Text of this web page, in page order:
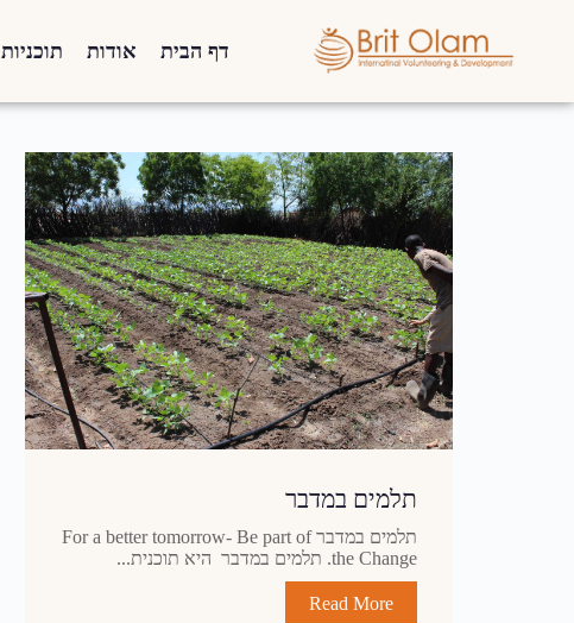
דף הבית אודות תוכניות
תלמים במדבר
תלמים במדבר For a better tomorrow- Be part of
the Change. תלמים במדבר היא תוכנית...
Read More